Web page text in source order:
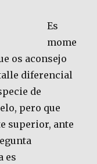
Es
mome
os aconsejo
diferencial
de
pero que
superior, ante
es